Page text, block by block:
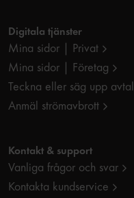
Digitala tjänster
Mina sidor | Privat
Mina sidor | Företag
Teckna eller säg upp avtal
Anmäl strömavbrott
Kontakt & support
Vanliga frågor och svar
Kontakta kundservice